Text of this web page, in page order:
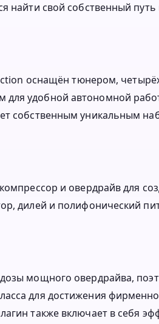
свой собственный путь
оснащён тюнером,
для удобной автономной
собственным уникальным
и овердрайв для
дилей и полифонический
мощного овердрайва,
для достижения
также включает в себя